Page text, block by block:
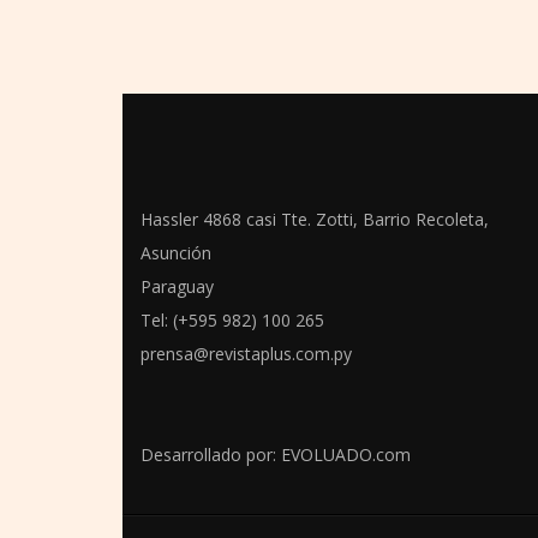
Hassler 4868 casi Tte. Zotti, Barrio Recoleta,
Asunción
Paraguay
Tel: (+595 982) 100 265
prensa@revistaplus.com.py
Desarrollado por: EVOLUADO.com